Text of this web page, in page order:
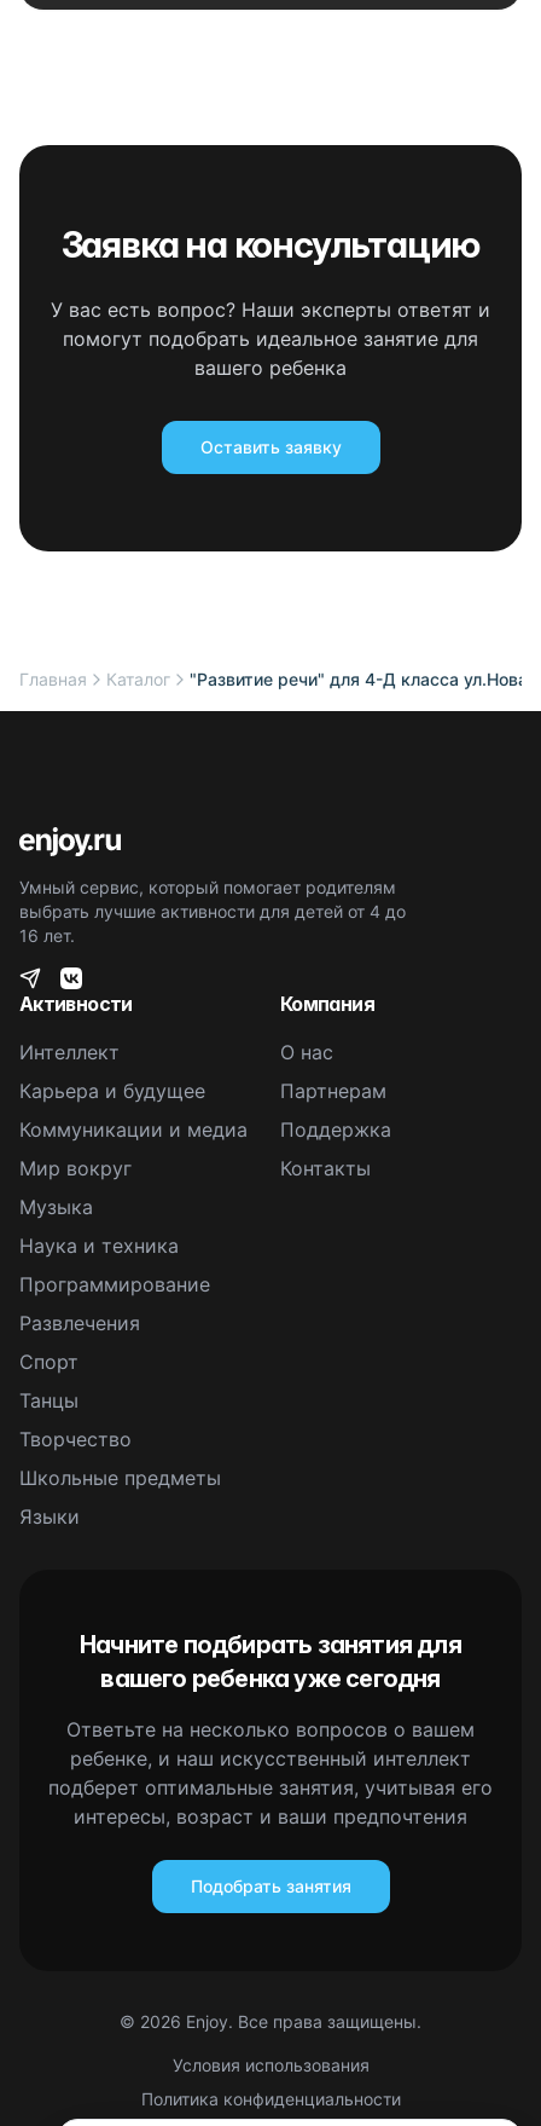
Заявка на консультацию
У вас есть вопрос? Наши эксперты ответят и
помогут подобрать идеальное занятие для
вашего ребенка
Оставить заявку
Главная Каталог "Развитие речи" для 4-Д класса
Умный сервис, который помогает родителям
выбрать лучшие активности для детей от 4 до
16 лет.
Активности
Интеллект
Карьера и будущее
Коммуникации и медиа
Мир вокруг
Музыка
Наука и техника
Программирование
Развлечения
Спорт
Танцы
Творчество
Школьные предметы
Языки
Компания
О нас
Партнерам
Поддержка
Контакты
Начните подбирать занятия для
вашего ребенка уже сегодня
Ответьте на несколько вопросов о вашем
ребенке, и наш искусственный интеллект
подберет оптимальные занятия, учитывая его
интересы, возраст и ваши предпочтения
Подобрать занятия
© 2026 Enjoy. Все права защищены.
Условия использования
Политика конфиденциальности